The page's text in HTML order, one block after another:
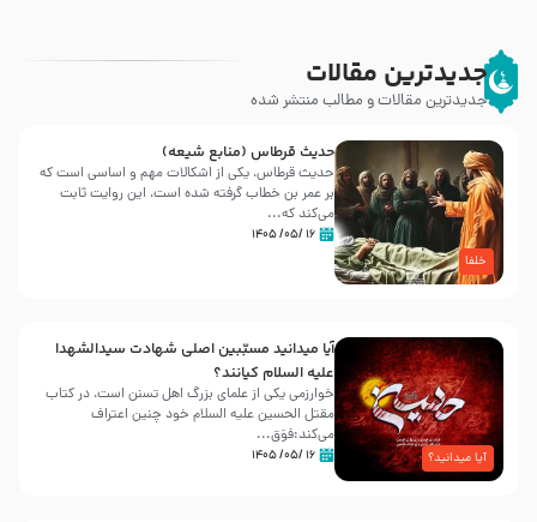
جدیدترین مقالات
جدیدترین مقالات و مطالب منتشر شده
خلفا
حدیث قرطاس (منابع شیعه)
حدیث قرطاس، یکی از اشکالات مهم و اساسی است که
بر عمر بن خطاب گرفته شده است، این روایت ثابت
می‌کند که...
۱۶ /۰۵/ ۱۴۰۵
آیا میدانید؟
آیا میدانید مسبّبین اصلی شهادت سیدالشهدا
علیه ‌السلام کیانند؟
خوارزمی یکی از علمای بزرگ اهل تسنن است، در کتاب
مقتل الحسین علیه ‌السلام خود چنین اعتراف
می‌کند:فوَق...
۱۶ /۰۵/ ۱۴۰۵